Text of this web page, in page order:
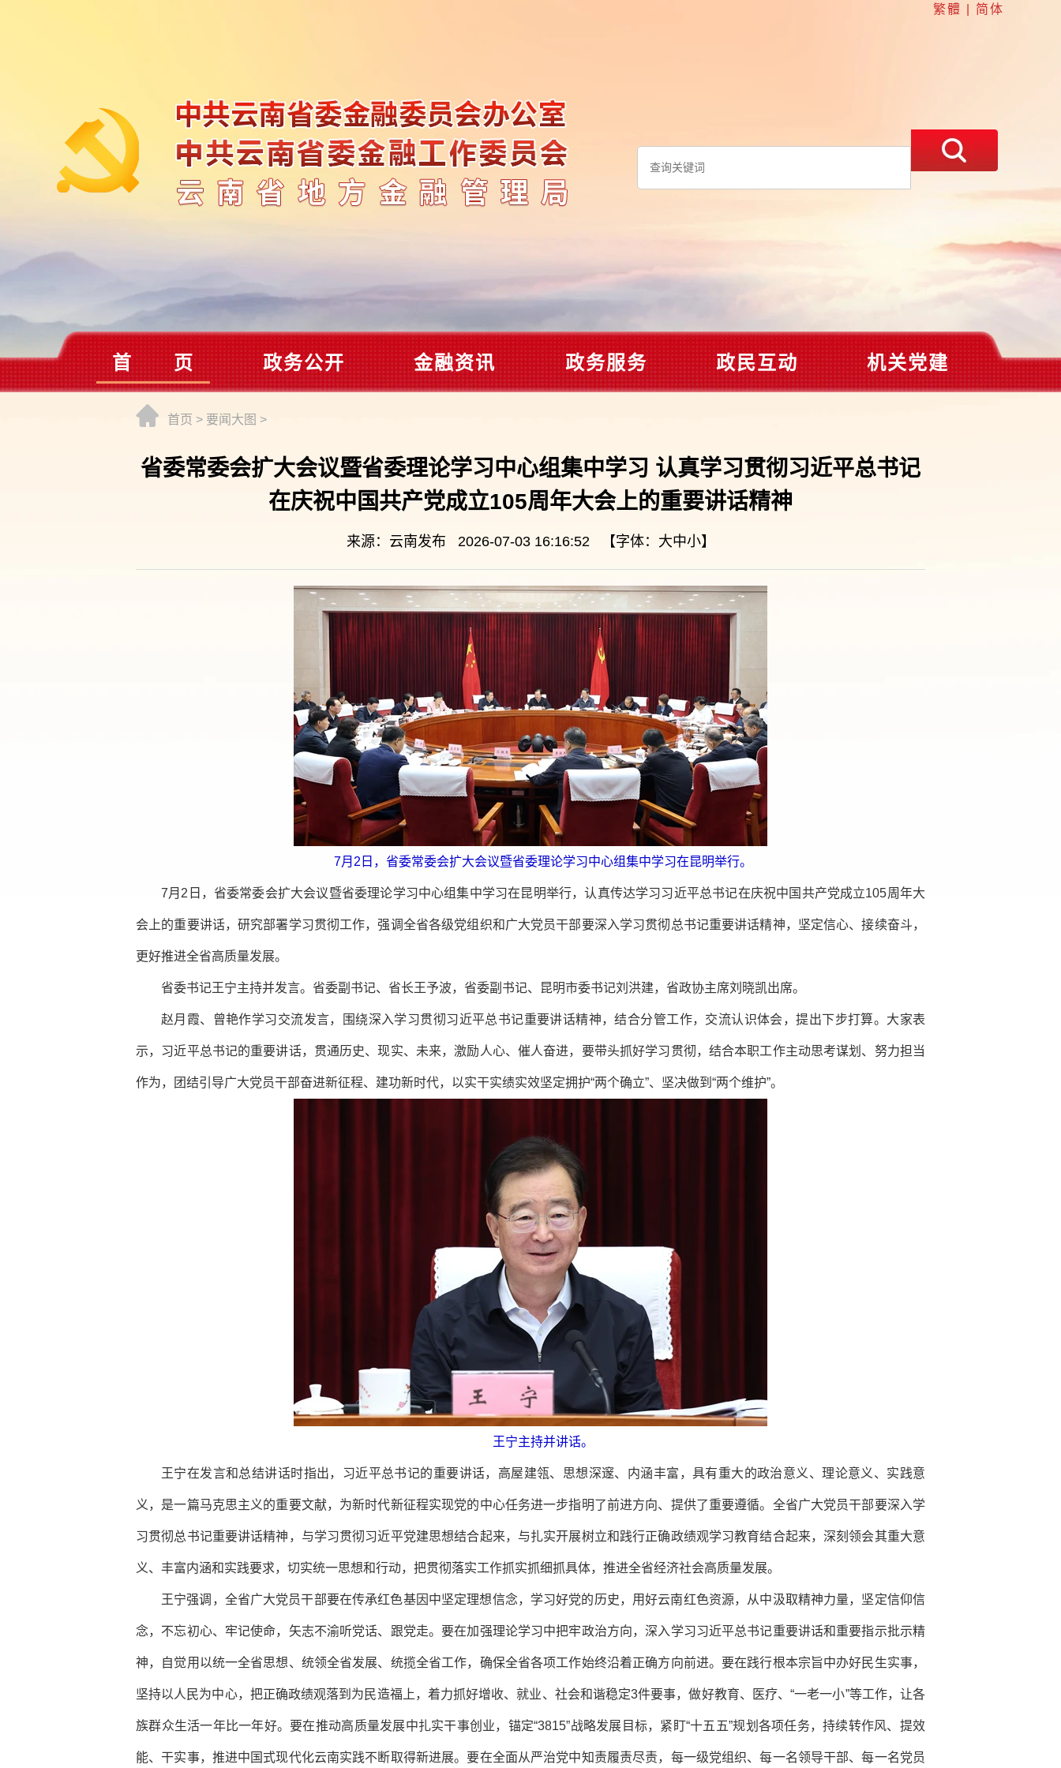
繁體 简体
首 页 政务公开 金融资讯 政务服务 政民互动 机关党建
首页 > 要闻大图 >
省委常委会扩大会议暨省委理论学习中心组集中学习 认真学习贯彻习近平总书记
在庆祝中国共产党成立105周年大会上的重要讲话精神
来源：云南发布 2026-07-03 16:16:52 【字体： 大中小】
7月2日，省委常委会扩大会议暨省委理论学习中心组集中学习在昆明举行。
7月2日，省委常委会扩大会议暨省委理论学习中心组集中学习在昆明举行，认真传达学习习近平总书记在庆祝中国共产党成立105周年大
会上的重要讲话，研究部署学习贯彻工作，强调全省各级党组织和广大党员干部要深入学习贯彻总书记重要讲话精神，坚定信心、接续奋斗，
更好推进全省高质量发展。
省委书记王宁主持并发言。省委副书记、省长王予波，省委副书记、昆明市委书记刘洪建，省政协主席刘晓凯出席。
赵月霞、曾艳作学习交流发言，围绕深入学习贯彻习近平总书记重要讲话精神，结合分管工作，交流认识体会，提出下步打算。大家表
示，习近平总书记的重要讲话，贯通历史、现实、未来，激励人心、催人奋进，要带头抓好学习贯彻，结合本职工作主动思考谋划、努力担当
作为，团结引导广大党员干部奋进新征程、建功新时代，以实干实绩实效坚定拥护“两个确立”、坚决做到“两个维护”。
王宁主持并讲话。
王宁在发言和总结讲话时指出，习近平总书记的重要讲话，高屋建瓴、思想深邃、内涵丰富，具有重大的政治意义、理论意义、实践意
义，是一篇马克思主义的重要文献，为新时代新征程实现党的中心任务进一步指明了前进方向、提供了重要遵循。全省广大党员干部要深入学
习贯彻总书记重要讲话精神，与学习贯彻习近平党建思想结合起来，与扎实开展树立和践行正确政绩观学习教育结合起来，深刻领会其重大意
义、丰富内涵和实践要求，切实统一思想和行动，把贯彻落实工作抓实抓细抓具体，推进全省经济社会高质量发展。
王宁强调，全省广大党员干部要在传承红色基因中坚定理想信念，学习好党的历史，用好云南红色资源，从中汲取精神力量，坚定信仰信
念，不忘初心、牢记使命，矢志不渝听党话、跟党走。要在加强理论学习中把牢政治方向，深入学习习近平总书记重要讲话和重要指示批示精
神，自觉用以统一全省思想、统领全省发展、统揽全省工作，确保全省各项工作始终沿着正确方向前进。要在践行根本宗旨中办好民生实事，
坚持以人民为中心，把正确政绩观落到为民造福上，着力抓好增收、就业、社会和谐稳定3件要事，做好教育、医疗、“一老一小”等工作，让各
族群众生活一年比一年好。要在推动高质量发展中扎实干事创业，锚定“3815”战略发展目标，紧盯“十五五”规划各项任务，持续转作风、提效
能、干实事，推进中国式现代化云南实践不断取得新进展。要在全面从严治党中知责履责尽责，每一级党组织、每一名领导干部、每一名党员